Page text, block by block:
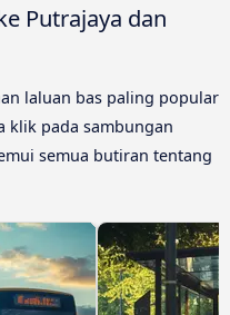
Putrajaya dan
laluan bas paling popular
klik pada sambungan
semua butiran tentang